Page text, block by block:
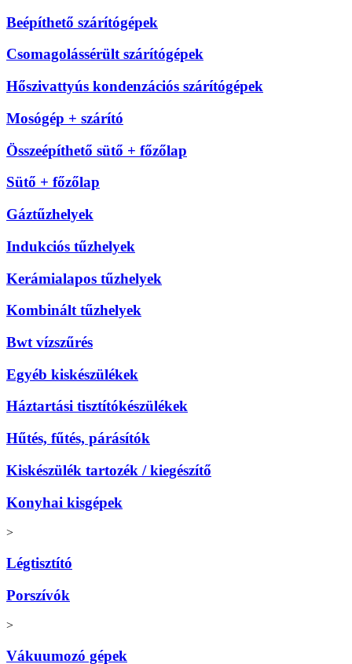
Beépíthető szárítógépek
Csomagolássérült szárítógépek
Hőszivattyús kondenzációs szárítógépek
Mosógép + szárító
Összeépíthető sütő + főzőlap
Sütő + főzőlap
Gáztűzhelyek
Indukciós tűzhelyek
Kerámialapos tűzhelyek
Kombinált tűzhelyek
Bwt vízszűrés
Egyéb kiskészülékek
Háztartási tisztítókészülékek
Hűtés, fűtés, párásítók
Kiskészülék tartozék / kiegészítő
Konyhai kisgépek
>
Légtisztító
Porszívók
>
Vákuumozó gépek